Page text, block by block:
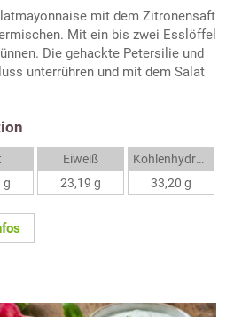
mit dem Zitronensaft
Mit ein bis zwei Esslöffel
Die gehackte Petersilie und
unterrühren und mit dem Salat
g
Eiweiß
23,19 g
Kohlenhydrate
33,20 g